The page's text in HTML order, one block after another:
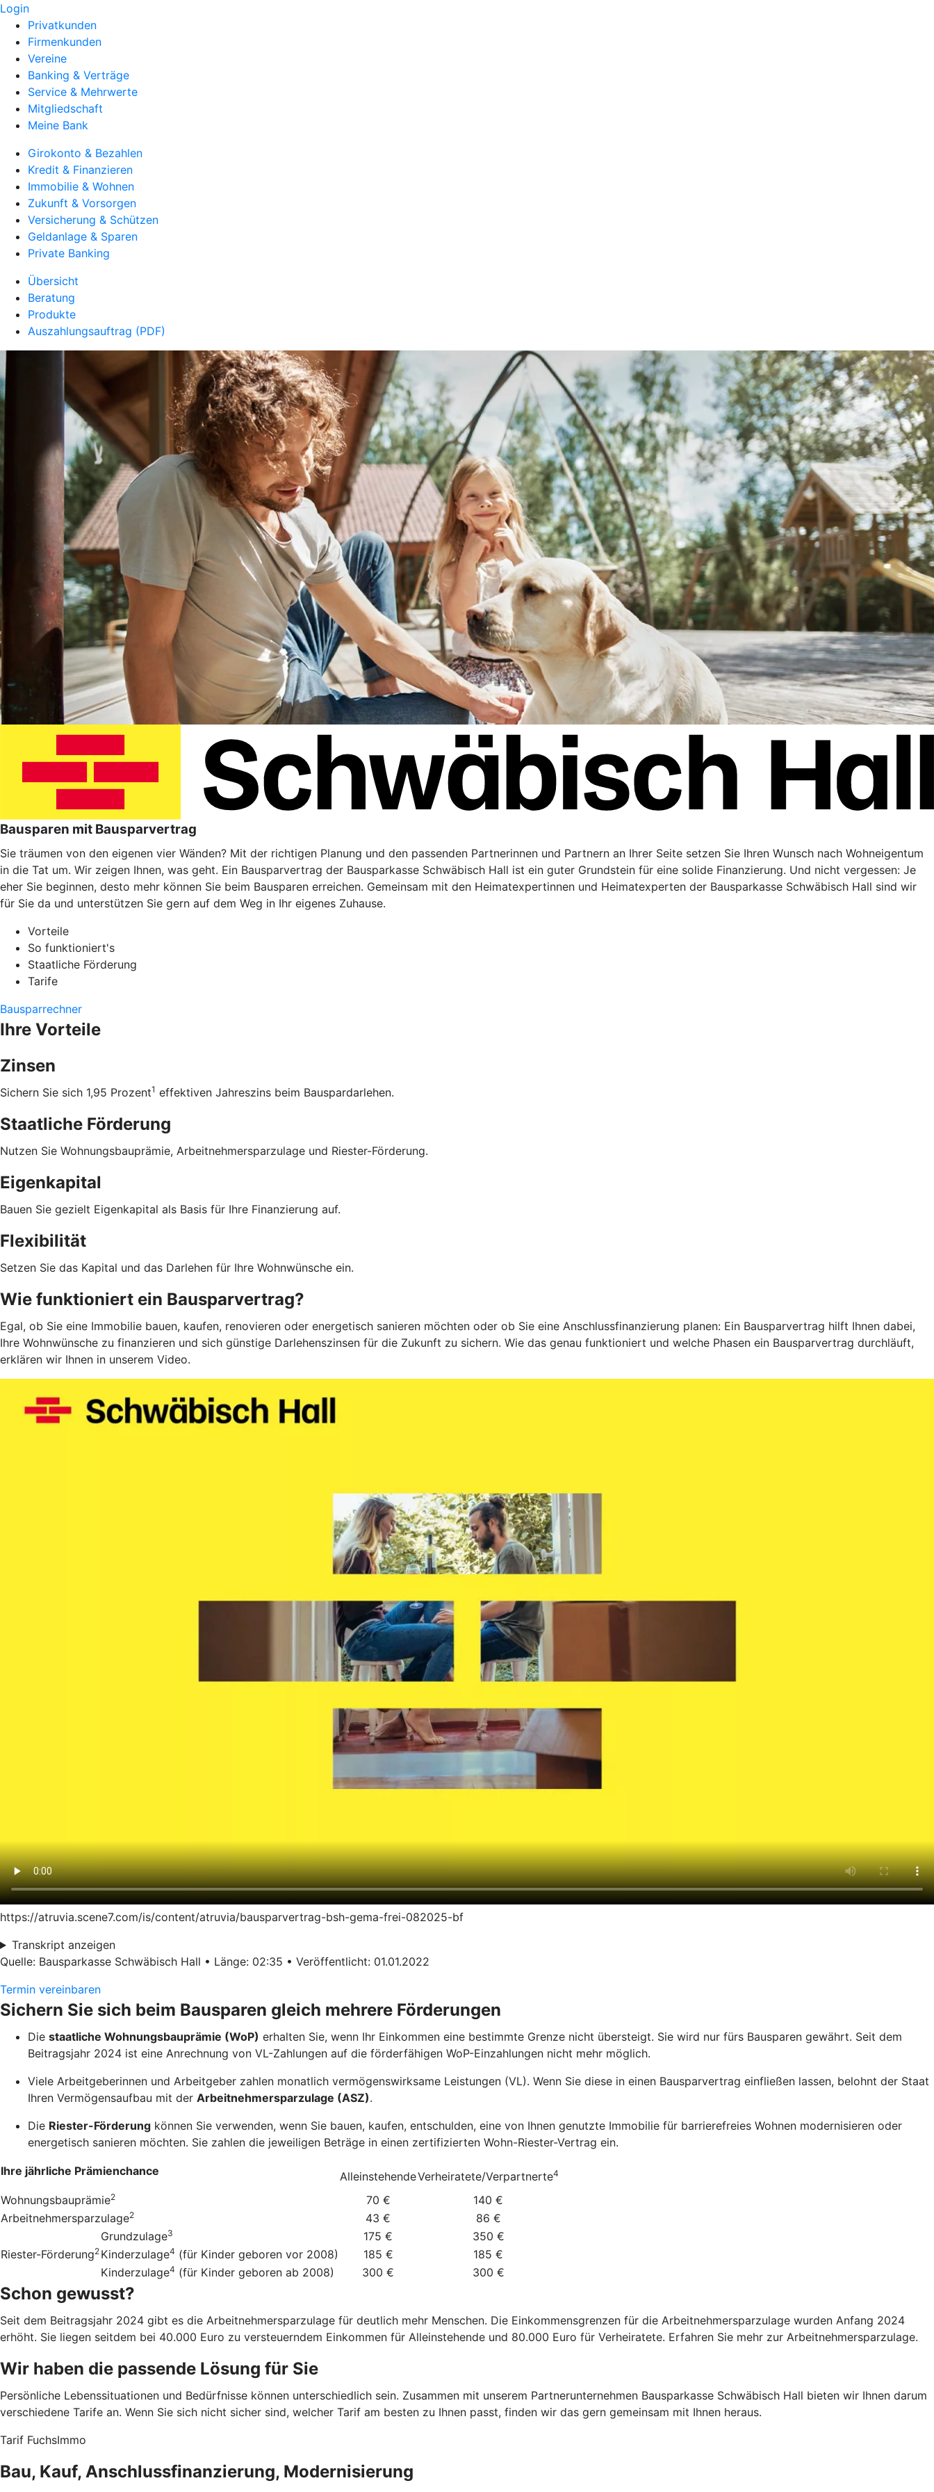
Login
Privatkunden
Firmenkunden
Vereine
Banking & Verträge
Service & Mehrwerte
Mitgliedschaft
Meine Bank
Girokonto & Bezahlen
Kredit & Finanzieren
Immobilie & Wohnen
Zukunft & Vorsorgen
Versicherung & Schützen
Geldanlage & Sparen
Private Banking
Übersicht
Beratung
Produkte
Auszahlungsauftrag (PDF)
Bausparen mit Bausparvertrag
Sie träumen von den eigenen vier Wänden? Mit der richtigen Planung und den passenden Partnerinnen und Partnern an Ihrer Seite setzen Sie Ihren Wunsch nach Wohneigentum
in die Tat um. Wir zeigen Ihnen, was geht. Ein Bausparvertrag der Bausparkasse Schwäbisch Hall ist ein guter Grundstein für eine solide Finanzierung. Und nicht vergessen: Je
eher Sie beginnen, desto mehr können Sie beim Bausparen erreichen. Gemeinsam mit den Heimatexpertinnen und Heimatexperten der Bausparkasse Schwäbisch Hall sind wir
für Sie da und unterstützen Sie gern auf dem Weg in Ihr eigenes Zuhause.
Vorteile
So funktioniert's
Staatliche Förderung
Tarife
Bausparrechner
Ihre Vorteile
Zinsen
Sichern Sie sich 1,95 Prozent1 effektiven Jahreszins beim Bauspardarlehen.
Staatliche Förderung
Nutzen Sie Wohnungsbauprämie, Arbeitnehmersparzulage und Riester-Förderung.
Eigenkapital
Bauen Sie gezielt Eigenkapital als Basis für Ihre Finanzierung auf.
Flexibilität
Setzen Sie das Kapital und das Darlehen für Ihre Wohnwünsche ein.
Wie funktioniert ein Bausparvertrag?
Egal, ob Sie eine Immobilie bauen, kaufen, renovieren oder energetisch sanieren möchten oder ob Sie eine Anschlussfinanzierung planen: Ein Bausparvertrag hilft Ihnen dabei,
Ihre Wohnwünsche zu finanzieren und sich günstige Darlehenszinsen für die Zukunft zu sichern. Wie das genau funktioniert und welche Phasen ein Bausparvertrag durchläuft,
erklären wir Ihnen in unserem Video.
https://atruvia.scene7.com/is/content/atruvia/bausparvertrag-bsh-gema-frei-082025-bf
Transkript anzeigen
Quelle: Bausparkasse Schwäbisch Hall • Länge: 02:35 • Veröffentlicht: 01.01.2022
Termin vereinbaren
Sichern Sie sich beim Bausparen gleich mehrere Förderungen
Die staatliche Wohnungsbauprämie (WoP) erhalten Sie, wenn Ihr Einkommen eine bestimmte Grenze nicht übersteigt. Sie wird nur fürs Bausparen gewährt. Seit dem
Beitragsjahr 2024 ist eine Anrechnung von VL-Zahlungen auf die förderfähigen WoP-Einzahlungen nicht mehr möglich.
Viele Arbeitgeberinnen und Arbeitgeber zahlen monatlich vermögenswirksame Leistungen (VL). Wenn Sie diese in einen Bausparvertrag einfließen lassen, belohnt der Staat
Ihren Vermögensaufbau mit der Arbeitnehmersparzulage (ASZ).
Die Riester-Förderung können Sie verwenden, wenn Sie bauen, kaufen, entschulden, eine von Ihnen genutzte Immobilie für barrierefreies Wohnen modernisieren oder
energetisch sanieren möchten. Sie zahlen die jeweiligen Beträge in einen zertifizierten Wohn-Riester-Vertrag ein.
Ihre jährliche Prämienchance AlleinstehendeVerheiratete/Verpartnerte4
Wohnungsbauprämie2 70 €
140 €
Arbeitnehmersparzulage2 43 € 86 €
Riester-Förderung2
Grundzulage3 175 €
350 €
Kinderzulage4 (für Kinder geboren vor 2008) 185 €
185 €
Kinderzulage4 (für Kinder geboren ab 2008) 300 € 300 €
Schon gewusst?
Seit dem Beitragsjahr 2024 gibt es die Arbeitnehmersparzulage für deutlich mehr Menschen. Die Einkommensgrenzen für die Arbeitnehmersparzulage wurden Anfang 2024
erhöht. Sie liegen seitdem bei 40.000 Euro zu versteuerndem Einkommen für Alleinstehende und 80.000 Euro für Verheiratete. Erfahren Sie mehr zur Arbeitnehmersparzulage.
Wir haben die passende Lösung für Sie
Persönliche Lebenssituationen und Bedürfnisse können unterschiedlich sein. Zusammen mit unserem Partnerunternehmen Bausparkasse Schwäbisch Hall bieten wir Ihnen darum
verschiedene Tarife an. Wenn Sie sich nicht sicher sind, welcher Tarif am besten zu Ihnen passt, finden wir das gern gemeinsam mit Ihnen heraus.
Tarif FuchsImmo
Bau, Kauf, Anschlussfinanzierung, Modernisierung